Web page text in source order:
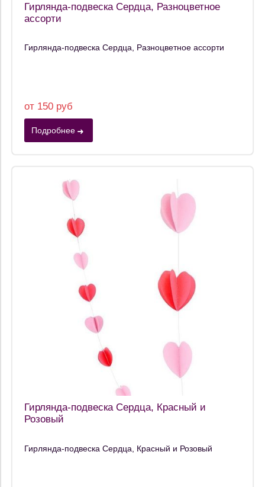
Гирлянда-подвеска Сердца, Разноцветное
ассорти
Гирлянда-подвеска Сердца, Разноцветное ассорти
от 150 руб
Подробнее
Гирлянда-подвеска Сердца, Красный и
Розовый
Гирлянда-подвеска Сердца, Красный и Розовый